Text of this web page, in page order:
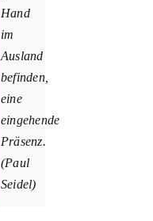
Hand
im
Ausland
befinden,
eine
eingehende
Präsenz.
(Paul
Seidel)